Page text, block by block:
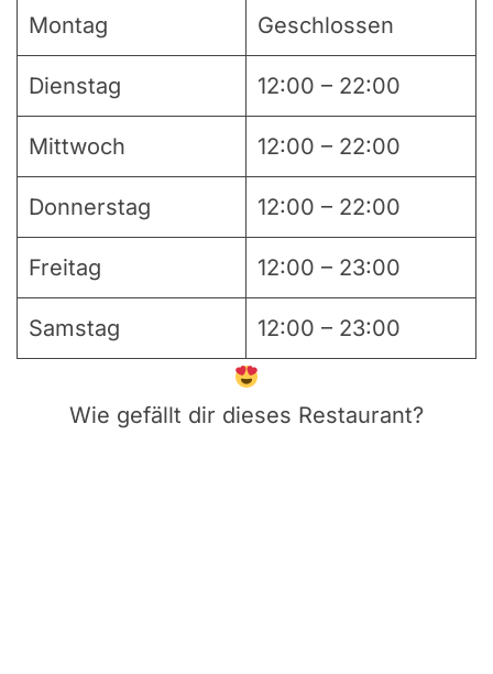
Montag Geschlossen
Dienstag 12:00 – 22:00
Mittwoch 12:00 – 22:00
Donnerstag 12:00 – 22:00
Freitag 12:00 – 23:00
Samstag 12:00 – 23:00
Wie gefällt dir dieses Restaurant?